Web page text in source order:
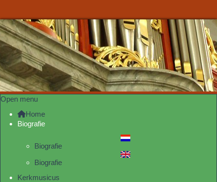
Open menu
Home
Biografie
Biografie
Biografie
Kerkmusicus